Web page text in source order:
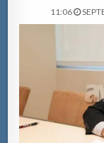
11:06